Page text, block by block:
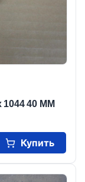
40 MM
Купить